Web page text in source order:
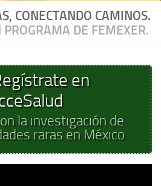
CONECTANDO CAMINOS.
PROGRAMA DE FEMEXER.
en
la investigación de
raras en México